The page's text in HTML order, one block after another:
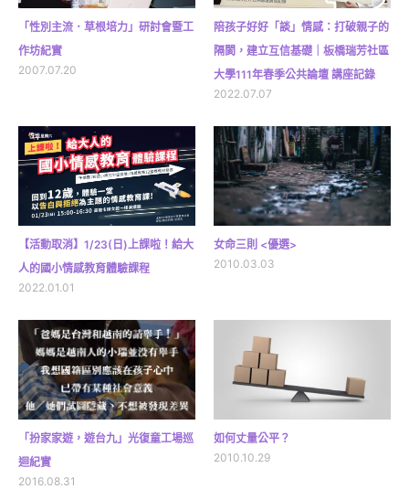
「性別主流．草根培力」研討會暨工
作坊紀實
2007.07.20
陪孩子好好「談」情感：打破親子的
隔閡，建立互信基礎｜板橋瑞芳社區
大學111年春季公共論壇 講座記錄
2022.07.07
【活動取消】1/23(日)上課啦！給大
人的國小情感教育體驗課程
2022.01.01
女命三則 <優選>
2010.03.03
「扮家家遊，遊台九」光復童工場巡
迴紀實
2016.08.31
如何丈量公平？
2010.10.29